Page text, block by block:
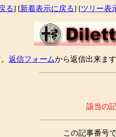
る] [新着表示に戻る] [ツリー表
返信フォームから返信出来ま
該当の
この記事番号